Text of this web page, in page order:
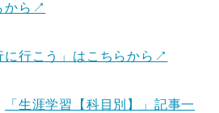
から↗
に行こう」はこちらから↗
「生涯学習【科目別】」記事一